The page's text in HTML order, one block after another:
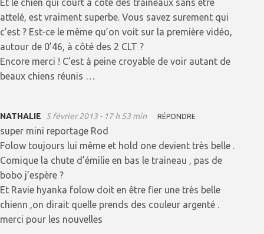
Et le chien qui court à côté des traineaux sans être
attelé, est vraiment superbe. Vous savez surement qui
c’est ? Est-ce le même qu’on voit sur la première vidéo,
autour de 0’46, à côté des 2 CLT ?
Encore merci ! C’est à peine croyable de voir autant de
beaux chiens réunis …
NATHALIE 5 février 2013 - 17 h 53 min RÉPONDRE
super mini reportage Rod
Folow toujours lui même et hold one devient très belle .
Comique la chute d’émilie en bas le traineau , pas de
bobo j’espère ?
Et Ravie hyanka folow doit en être fier une très belle
chienn ,on dirait quelle prends des couleur argenté .
merci pour les nouvelles